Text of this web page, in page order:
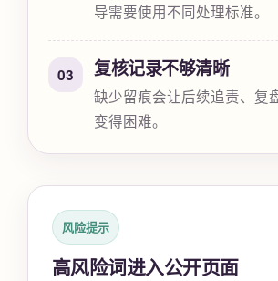
导需要使用不同处理标准。
03 复核记录不够清晰
缺少留痕会让后续追责、复
变得困难。
风险提示
高风险词进入公开页面